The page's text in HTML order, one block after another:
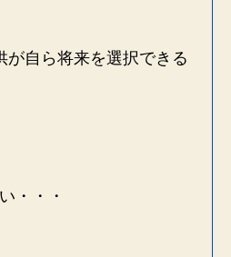
が自ら将来を選択できる
・・・